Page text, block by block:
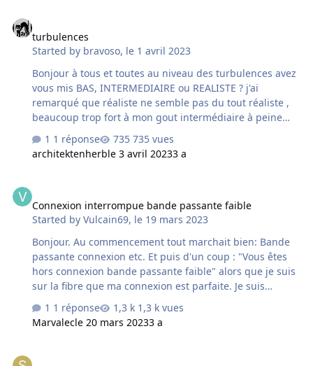
solution quant à l'utilisation du frein de park. Il stipule
que dans la réalité le frein de park ne sont que les freins
que l'on bloque et ceci est repro…
turbulences
Started by bravoso, le 1 avril 2023
Bonjour à tous et toutes au niveau des turbulences avez
vous mis BAS, INTERMEDIAIRE ou REALISTE ? j'ai
remarqué que réaliste ne semble pas du tout réaliste ,
beaucoup trop fort à mon gout intermédiaire à peine
mieux et bas trop faible
1 réponse
735 vues
architektenherble 3 avril 20233 a
Connexion interrompue bande passante faible
Started byVulcain69, le 19 mars 2023
Bonjour. Au commencement tout marchait bien: Bande
passante connexion etc. Et puis d'un coup : "Vous êtes
hors connexion bande passante faible" alors que je suis
sur la fibre que ma connexion est parfaite. Je suis
consterné de constater qu'un simulateur qui se veut
parmi le top soit si lamentable à ce sujet. à l'inverse de
XPlane FS livre ses données en temps réel . Aucune
1 réponse
1,3 k vues
Marvalecle 20 mars 20233 a